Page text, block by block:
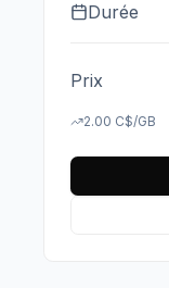
Durée
Prix
2.00 C$/GB